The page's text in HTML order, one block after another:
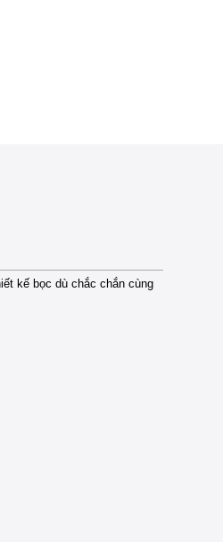
kế bọc dù chắc chắn cùng